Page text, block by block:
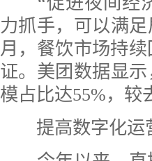
力抓手，可以满
月，餐饮市场持
证。美团数据显
模占比达55%，较
提高数字化运